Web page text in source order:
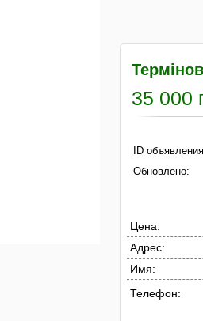
35 000
ID
Обновлено:
Цена:
Адрес:
Имя:
Телефон: